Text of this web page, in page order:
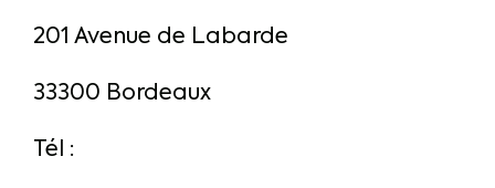
201 Avenue de Labarde
33300 Bordeaux
Tél :